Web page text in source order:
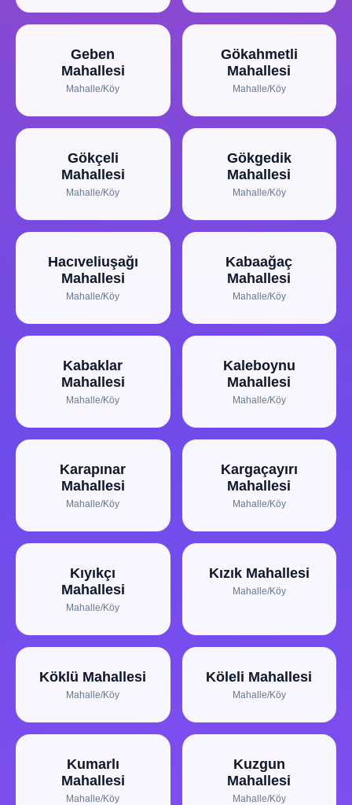
Geben
Mahallesi
Mahalle/Köy
Gökahmetli
Mahallesi
Mahalle/Köy
Gökçeli
Mahallesi
Mahalle/Köy
Gökgedik
Mahallesi
Mahalle/Köy
Hacıveliuşağı
Mahallesi
Mahalle/Köy
Kabaağaç
Mahallesi
Mahalle/Köy
Kabaklar
Mahallesi
Mahalle/Köy
Kaleboynu
Mahallesi
Mahalle/Köy
Karapınar
Mahallesi
Mahalle/Köy
Kargaçayırı
Mahallesi
Mahalle/Köy
Kıyıkçı
Mahallesi
Mahalle/Köy
Kızık Mahallesi
Mahalle/Köy
Köklü Mahallesi
Mahalle/Köy
Köleli Mahallesi
Mahalle/Köy
Kumarlı
Mahallesi
Mahalle/Köy
Kuzgun
Mahallesi
Mahalle/Köy